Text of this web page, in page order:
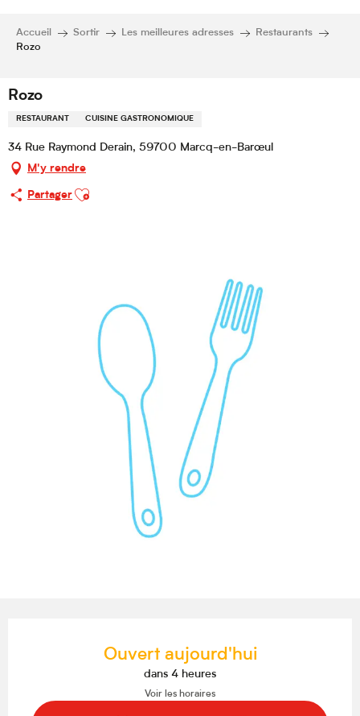
Accueil Sortir Les meilleures adresses
Restaurants
Rozo
Rozo
RESTAURANT CUISINE GASTRONOMIQUE
34 Rue Raymond Derain, 59700 Marcq-en-Barœul
M'y rendre
Partager
Ajouter aux favoris
Ouvert aujourd'hui
dans 4 heures
Voir les horaires